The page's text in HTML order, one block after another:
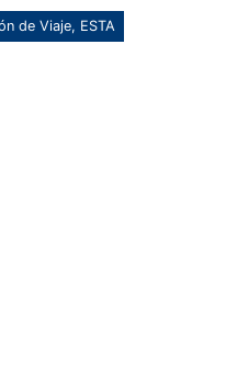
de Viaje, ESTA